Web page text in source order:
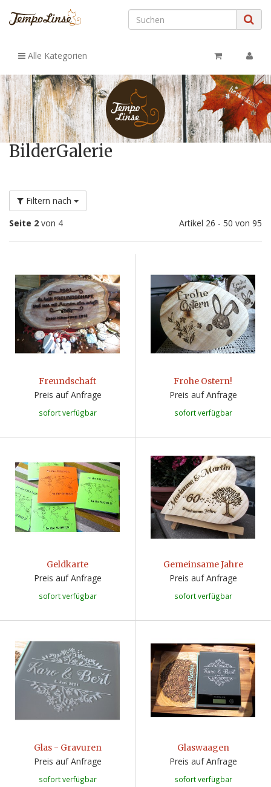
Alle Kategorien
BilderGalerie
Filtern nach
Seite 2 von 4 Artikel 26 - 50 von 95
Freundschaft
Preis auf Anfrage
sofort verfügbar
Frohe Ostern!
Preis auf Anfrage
sofort verfügbar
Geldkarte
Preis auf Anfrage
sofort verfügbar
Gemeinsame Jahre
Preis auf Anfrage
sofort verfügbar
Glas - Gravuren
Preis auf Anfrage
sofort verfügbar
Glaswaagen
Preis auf Anfrage
sofort verfügbar